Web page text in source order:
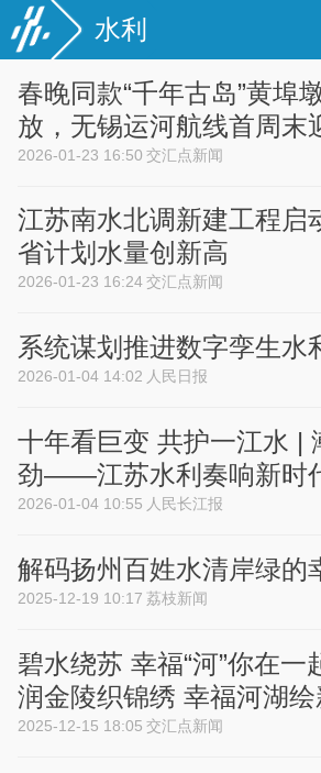
水利
春晚同款“千年古岛”黄埠
放，无锡运河航线首周末
2026-01-23 16:50 交汇点新闻
江苏南水北调新建工程启
省计划水量创新高
2026-01-23 16:24 交汇点新闻
系统谋划推进数字孪生水
2026-01-04 14:02 人民日报
十年看巨变 共护一江水 |
劲——江苏水利奏响新时
2026-01-04 10:55 人民长江报
解码扬州百姓水清岸绿的
2025-12-19 10:17 荔枝新闻
碧水绕苏 幸福“河”你在一
润金陵织锦绣 幸福河湖绘
2025-12-15 18:05 交汇点新闻